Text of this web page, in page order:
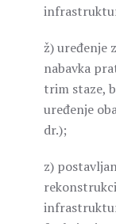
ž) uređenje
nabavka
trim staze,
uređenje
dr.);
z)